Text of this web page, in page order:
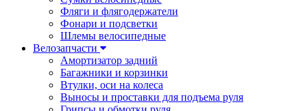
Фляги и флягодержатели
Фонари и подсветки
Шлемы велосипедные
Велозапчасти
Амортизатор задний
Багажники и корзинки
Втулки, оси на колеса
Выносы и проставки для подъема руля